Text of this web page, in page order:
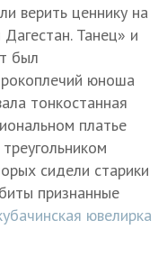
верить ценнику на
Танец» и
был
юноша
тонкостанная
платье
сидели старики
признанные
ювелирка